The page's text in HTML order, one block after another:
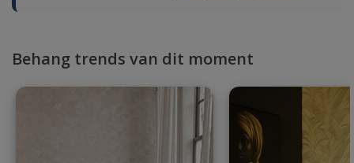
Behang trends van dit moment